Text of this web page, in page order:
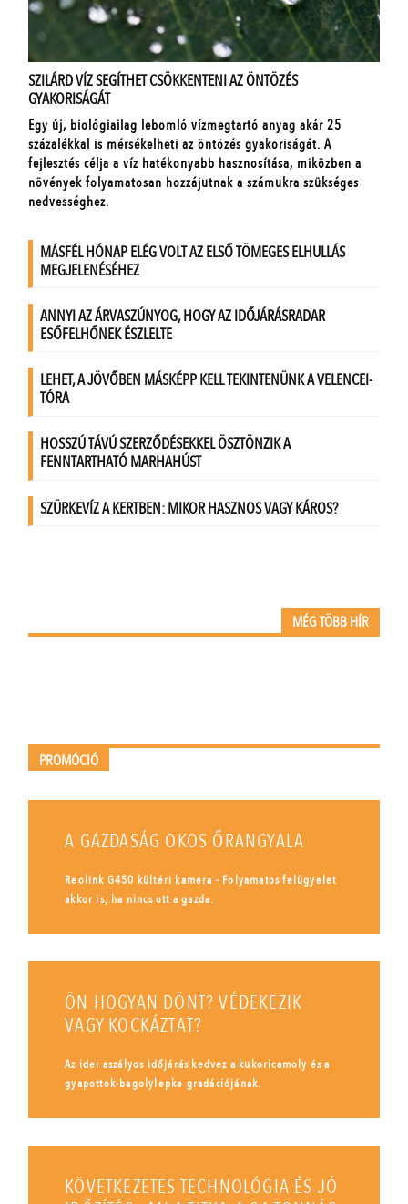
MÉG TÖBB HÍR
PROMÓCIÓ
A GAZDASÁG OKOS ŐRANGYALA
Reolink G450 kültéri kamera - Folyamatos felügyelet
akkor is, ha nincs ott a gazda.
ÖN HOGYAN DÖNT? VÉDEKEZIK
VAGY KOCKÁZTAT?
Az idei aszályos időjárás kedvez a kukoricamoly és a
gyapottok-bagolylepke gradációjának.
KÖVETKEZETES TECHNOLÓGIA ÉS JÓ